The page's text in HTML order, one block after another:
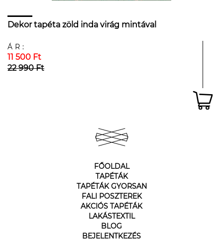
Dekor tapéta zöld inda virág mintával
ÁR:
11 500 Ft
22 990 Ft
FŐOLDAL
TAPÉTÁK
TAPÉTÁK GYORSAN
FALI POSZTEREK
AKCIÓS TAPÉTÁK
LAKÁSTEXTIL
BLOG
BEJELENTKEZÉS